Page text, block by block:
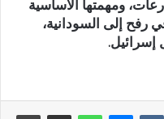
ومهمتها الأساسية
إلى السودانية،
إسرائيل.